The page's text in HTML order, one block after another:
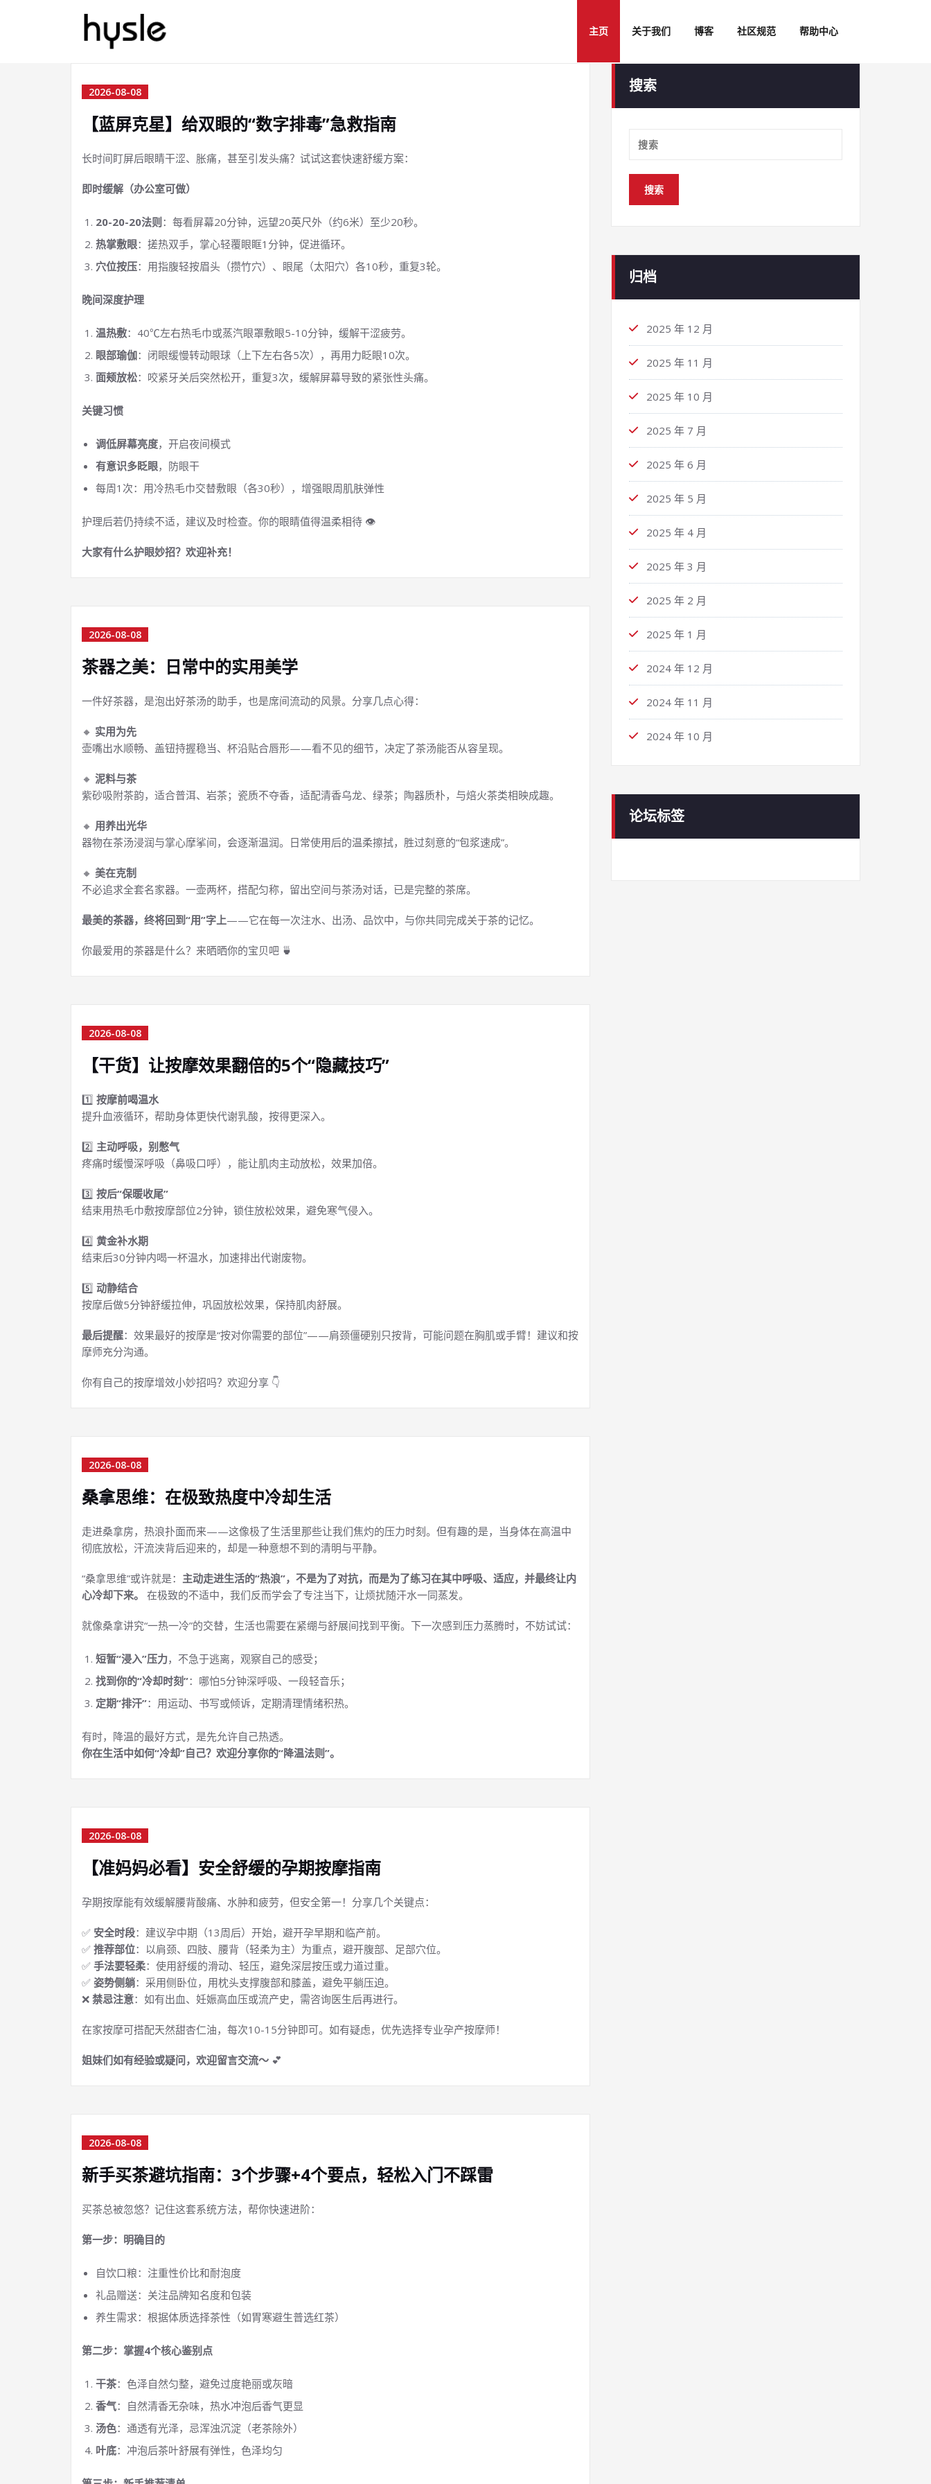
主页 关于我们 博客 社区规范 帮助中心
2026-08-08
【蓝屏克星】给双眼的“数字排毒”急救指南
长时间盯屏后眼睛干涩、胀痛，甚至引发头痛？试试这套快速舒缓方案：
即时缓解（办公室可做）
20-20-20法则 ：每看屏幕20分钟，远望20英尺外（约6米）至少20秒。
热掌敷眼：搓热双手，掌心轻覆眼眶1分钟，促进循环。
穴位按压：用指腹轻按眉头（攒竹穴）、眼尾（太阳穴）各10秒，重复3轮。
晚间深度护理
温热敷：40℃左右热毛巾或蒸汽眼罩敷眼5-10分钟，缓解干涩疲劳。
眼部瑜伽：闭眼缓慢转动眼球（上下左右各5次），再用力眨眼10次。
面颊放松：咬紧牙关后突然松开，重复3次，缓解屏幕导致的紧张性头痛。
关键习惯
调低屏幕亮度，开启夜间模式
有意识多眨眼，防眼干
每周1次：用冷热毛巾交替敷眼（各30秒），增强眼周肌肤弹性
护理后若仍持续不适，建议及时检查。你的眼睛值得温柔相待 👁️
大家有什么护眼妙招？欢迎补充！
2026-08-08
茶器之美：日常中的实用美学
一件好茶器，是泡出好茶汤的助手，也是席间流动的风景。分享几点心得：
🔸 实用为先
壶嘴出水顺畅、盖钮持握稳当、杯沿贴合唇形——看不见的细节，决定了茶汤能否从容呈现。
🔸 泥料与茶
紫砂吸附茶韵，适合普洱、岩茶；瓷质不夺香，适配清香乌龙、绿茶；陶器质朴，与焙火茶类相映成趣。
🔸 用养出光华
器物在茶汤浸润与掌心摩挲间，会逐渐温润。日常使用后的温柔擦拭，胜过刻意的“包浆速成”。
🔸 美在克制
不必追求全套名家器。一壶两杯，搭配匀称，留出空间与茶汤对话，已是完整的茶席。
最美的茶器，终将回到“用”字上——它在每一次注水、出汤、品饮中，与你共同完成关于茶的记忆。
你最爱用的茶器是什么？来晒晒你的宝贝吧 🍵
2026-08-08
【干货】让按摩效果翻倍的5个“隐藏技巧”
1️⃣ 按摩前喝温水
提升血液循环，帮助身体更快代谢乳酸，按得更深入。
2️⃣ 主动呼吸，别憋气
疼痛时缓慢深呼吸（鼻吸口呼），能让肌肉主动放松，效果加倍。
3️⃣ 按后“保暖收尾”
结束用热毛巾敷按摩部位2分钟，锁住放松效果，避免寒气侵入。
4️⃣ 黄金补水期
结束后30分钟内喝一杯温水，加速排出代谢废物。
5️⃣ 动静结合
按摩后做5分钟舒缓拉伸，巩固放松效果，保持肌肉舒展。
最后提醒：效果最好的按摩是“按对你需要的部位”——肩颈僵硬别只按背，可能问题在胸肌或手臂！建议和按
摩师充分沟通。
你有自己的按摩增效小妙招吗？欢迎分享 👇
2026-08-08
桑拿思维：在极致热度中冷却生活
走进桑拿房，热浪扑面而来——这像极了生活里那些让我们焦灼的压力时刻。但有趣的是，当身体在高温中
彻底放松，汗流浃背后迎来的，却是一种意想不到的清明与平静。
“桑拿思维”或许就是： 主动走进生活的“热浪”，不是为了对抗，而是为了练习在其中呼吸、适应，并最终让内
心冷却下来。
在极致的不适中，我们反而学会了专注当下，让烦扰随汗水一同蒸发。
就像桑拿讲究“一热一冷”的交替，生活也需要在紧绷与舒展间找到平衡。下一次感到压力蒸腾时，不妨试试：
短暂“浸入”压力，不急于逃离，观察自己的感受；
找到你的“冷却时刻”：哪怕5分钟深呼吸、一段轻音乐；
定期“排汗”：用运动、书写或倾诉，定期清理情绪积热。
有时，降温的最好方式，是先允许自己热透。
你在生活中如何“冷却”自己？欢迎分享你的“降温法则”。
2026-08-08
【准妈妈必看】安全舒缓的孕期按摩指南
孕期按摩能有效缓解腰背酸痛、水肿和疲劳，但安全第一！分享几个关键点：
✅ 安全时段：建议孕中期（13周后）开始，避开孕早期和临产前。
✅ 推荐部位：以肩颈、四肢、腰背（轻柔为主）为重点，避开腹部、足部穴位。
✅ 手法要轻柔：使用舒缓的滑动、轻压，避免深层按压或力道过重。
✅ 姿势侧躺：采用侧卧位，用枕头支撑腹部和膝盖，避免平躺压迫。
❌ 禁忌注意：如有出血、妊娠高血压或流产史，需咨询医生后再进行。
在家按摩可搭配天然甜杏仁油，每次10-15分钟即可。如有疑虑，优先选择专业孕产按摩师！
姐妹们如有经验或疑问，欢迎留言交流～ 💕
2026-08-08
新手买茶避坑指南：3个步骤+4个要点，轻松入门不踩雷
买茶总被忽悠？记住这套系统方法，帮你快速进阶：
第一步：明确目的
自饮口粮：注重性价比和耐泡度
礼品赠送：关注品牌知名度和包装
养生需求：根据体质选择茶性（如胃寒避生普选红茶）
第二步：掌握4个核心鉴别点
干茶：色泽自然匀整，避免过度艳丽或灰暗
香气：自然清香无杂味，热水冲泡后香气更显
汤色：通透有光泽，忌浑浊沉淀（老茶除外）
叶底：冲泡后茶叶舒展有弹性，色泽均匀
搜索
归档
2025 年 12 月
2025 年 11 月
2025 年 10 月
2025 年 7 月
2025 年 6 月
2025 年 5 月
2025 年 4 月
2025 年 3 月
2025 年 2 月
2025 年 1 月
2024 年 12 月
2024 年 11 月
2024 年 10 月
论坛标签